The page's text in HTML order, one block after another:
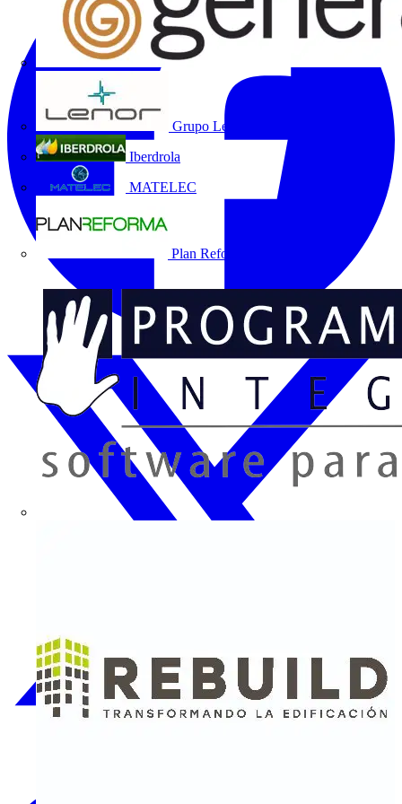
Grupo Lenor
Iberdrola
MATELEC
Plan Reforma